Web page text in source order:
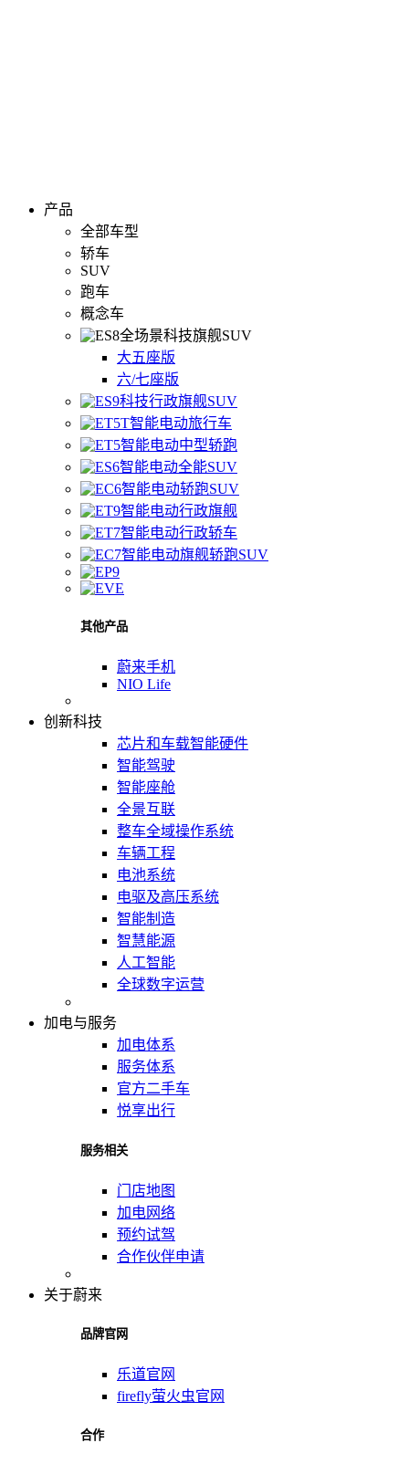
产品
全部车型
轿车
SUV
跑车
概念车
全场景科技旗舰SUV
大五座版
六/七座版
科技行政旗舰SUV
智能电动旅行车
智能电动中型轿跑
智能电动全能SUV
智能电动轿跑SUV
智能电动行政旗舰
智能电动行政轿车
智能电动旗舰轿跑SUV
其他产品
蔚来手机
NIO Life
创新科技
芯片和车载智能硬件
智能驾驶
智能座舱
全景互联
整车全域操作系统
车辆工程
电池系统
电驱及高压系统
智能制造
智慧能源
人工智能
全球数字运营
加电与服务
加电体系
服务体系
官方二手车
悦享出行
服务相关
门店地图
加电网络
预约试驾
合作伙伴申请
关于蔚来
品牌官网
乐道官网
firefly萤火虫官网
合作